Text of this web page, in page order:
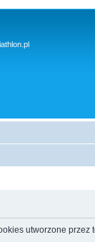
utworzone przez